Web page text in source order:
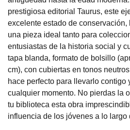
prestigiosa editorial Taurus, este
excelente estado de conservación,
una pieza ideal tanto para
entusiastas de la historia social y
tapa blanda, formato de bolsillo
cm), con cubiertas en tonos
hace perfecto para llevarlo contigo
cualquier momento. No pierdas la
tu biblioteca esta obra
influencia de los jóvenes a lo largo